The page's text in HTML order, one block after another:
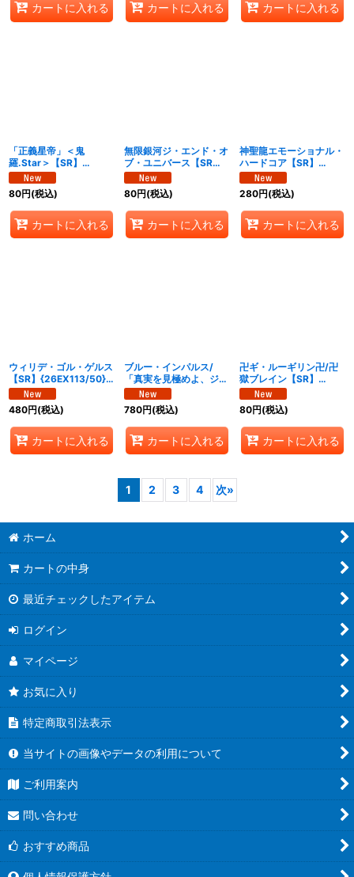
カートに入れる カートに入れる カートに入れる
「正義星帝」＜鬼
羅.Star＞【SR】
{26EX110/50}《光》
80円(税込)
カートに入れる
無限銀河ジ・エンド・オ
ブ・ユニバース【SR】
{26EX111/50}《光》
80円(税込)
カートに入れる
神聖龍エモーショナル・
ハードコア【SR】
{26EX112/50}《光》
280円(税込)
カートに入れる
ウィリデ・ゴル・ゲルス
【SR】{26EX113/50}
《光》
480円(税込)
カートに入れる
ブルー・インパルス/
「真実を見極めよ、ジョ
ニー！」【SR】
{26EX114/50}《水》
780円(税込)
カートに入れる
卍ギ・ルーギリン卍/卍
獄ブレイン【SR】
{26EX115/50}《水》
80円(税込)
カートに入れる
1 2 3 4 次»
ホーム
カートの中身
最近チェックしたアイテム
ログイン
マイページ
お気に入り
特定商取引法表示
当サイトの画像やデータの利用について
ご利用案内
問い合わせ
おすすめ商品